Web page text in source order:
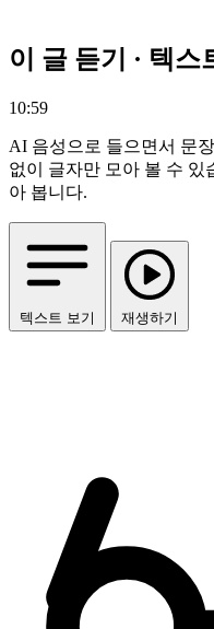
이 글 듣기 · 텍스
10:59
AI 음성으로 들으면서 문
없이 글자만 모아 볼 수 있
아 봅니다.
텍스트 보기 재생하기